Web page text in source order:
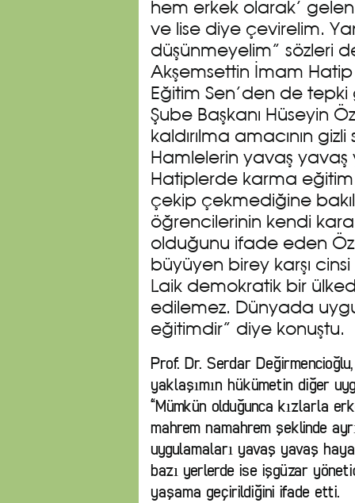
hem erkek olarak’
ve lise diye çevirelim.
düşünmeyelim” sözleri
Akşemsettin İmam
Eğitim Sen’den de tepki
Şube Başkanı Hüseyin
kaldırılma amacının gizli
Hamlelerin yavaş yavaş
Hatiplerde karma eğitim
çekip çekmediğine
öğrencilerinin kendi
olduğunu ifade eden
büyüyen birey karşı
Laik demokratik bir
edilemez. Dünyada
eğitimdir” diye konuştu.
Prof. Dr. Serdar
yaklaşımın hükümetin diğer
“Mümkün olduğunca kızlarla
mahrem namahrem şeklinde
uygulamaları yavaş yavaş
bazı yerlerde ise işgüzar
yaşama geçirildiğini ifade etti.